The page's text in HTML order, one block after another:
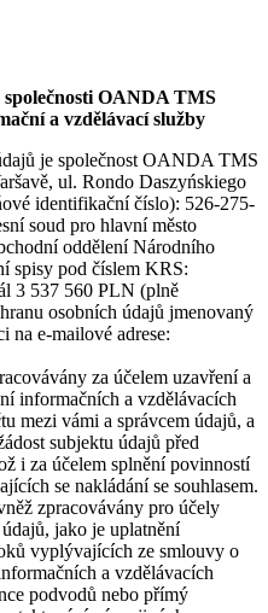
OANDA TMS
a vzdělávací služby
je společnost OANDA TMS
ul. Rondo Daszyńskiego
identifikační číslo): 526-275-
soud pro hlavní město
oddělení Národního
spisy pod číslem KRS:
3 537 560 PLN (plně
osobních údajů jmenovaný
na e-mailové adrese:
za účelem uzavření a
informačních a vzdělávacích
mezi vámi a správcem údajů, a
subjektu údajů před
i za účelem splnění povinností
se nakládání se souhlasem.
zpracovávány pro účely
jako je uplatnění
vyplývajících ze smlouvy o
a vzdělávacích
podvodů nebo přímý